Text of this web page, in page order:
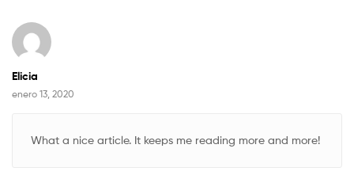
Elicia
enero 13, 2020
What a nice article. It keeps me reading more and more!